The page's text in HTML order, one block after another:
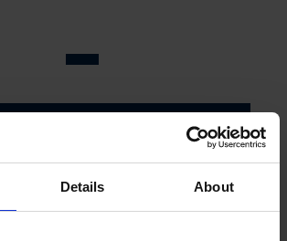
Details About
organisé à Brentwood.